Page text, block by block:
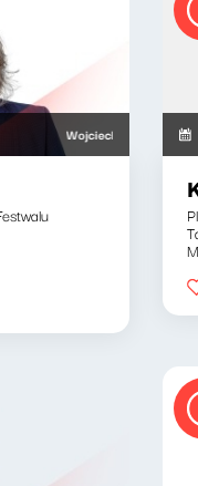
Wojciech Malajkat, Ryszard